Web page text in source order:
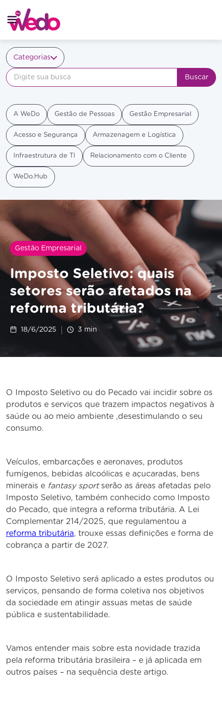
Categorias
A WeDo Gestão de Pessoas Gestão Empresarial
Acesso e Segurança Armazenagem e Logística
Infraestrutura de TI Relacionamento com o Cliente
WeDo.Hub
Gestão Empresarial
Imposto Seletivo: quais
setores serão afetados na
reforma tributária?
18/6/2025 3 min
O Imposto Seletivo ou do Pecado vai incidir sobre os
produtos e serviços que trazem impactos negativos à
saúde ou ao meio ambiente ,desestimulando o seu
consumo.
Veículos, embarcações e aeronaves, produtos
fumígenos, bebidas alcoólicas e açucaradas, bens
minerais e fantasy sportserão as áreas afetadas pelo
Imposto Seletivo, também conhecido como Imposto
do Pecado, que integra a reforma tributária. A Lei
Complementar 214/2025, que regulamentou a
reforma tributária, trouxe essas definições e forma de
cobrança a partir de 2027.
O Imposto Seletivo será aplicado a estes produtos ou
serviços, pensando de forma coletiva nos objetivos
da sociedade em atingir assuas metas de saúde
pública e sustentabilidade.
Vamos entender mais sobre esta novidade trazida
pela reforma tributária brasileira – e já aplicada em
outros países – na sequência deste artigo.